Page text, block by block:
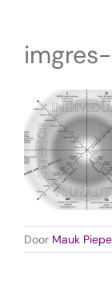
Door Mauk